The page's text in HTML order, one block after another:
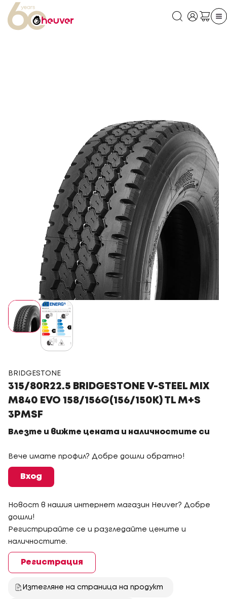
BRIDGESTONE
315/80R22.5 BRIDGESTONE V-STEEL MIX
M840 EVO 158/156G(156/150K) TL M+S
3PMSF
Влезте и вижте цената и наличностите си
Вече имате профил? Добре дошли обратно!
Вход
Новост в нашия интернет магазин Heuver? Добре
дошли!
Регистрирайте се и разгледайте цените и
наличностите.
Регистрация
Изтегляне на страница на продукт